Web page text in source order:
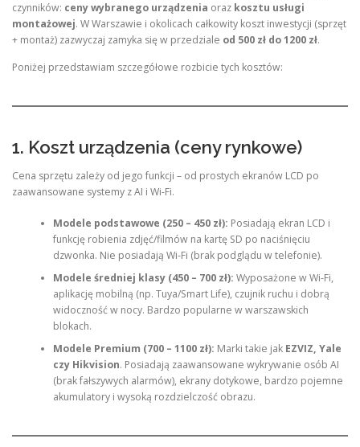
czynników: ceny wybranego urządzenia oraz kosztu usługi
montażowej. W Warszawie i okolicach całkowity koszt inwestycji (sprzęt
+ montaż) zazwyczaj zamyka się w przedziale od 500 zł do 1200 zł.
Poniżej przedstawiam szczegółowe rozbicie tych kosztów:
1. Koszt urządzenia (ceny rynkowe)
Cena sprzętu zależy od jego funkcji – od prostych ekranów LCD po
zaawansowane systemy z AI i Wi-Fi.
Modele podstawowe (250 – 450 zł): Posiadają ekran LCD i
funkcję robienia zdjęć/filmów na kartę SD po naciśnięciu
dzwonka. Nie posiadają Wi-Fi (brak podglądu w telefonie).
Modele średniej klasy (450 – 700 zł): Wyposażone w Wi-Fi,
aplikację mobilną (np. Tuya/Smart Life), czujnik ruchu i dobrą
widoczność w nocy. Bardzo popularne w warszawskich
blokach.
Modele Premium (700 – 1100 zł): Marki takie jak EZVIZ, Yale
czy Hikvision. Posiadają zaawansowane wykrywanie osób AI
(brak fałszywych alarmów), ekrany dotykowe, bardzo pojemne
akumulatory i wysoką rozdzielczość obrazu.